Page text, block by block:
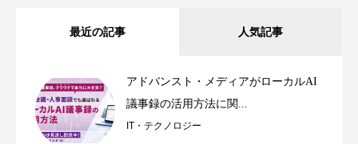
最近の記事 人気記事
アドバンスト・メディアがローカルAI
議事録の活用方法に関...
IT・テクノロジー